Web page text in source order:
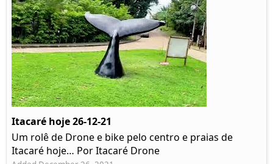
Itacaré hoje 26-12-21
Um rolê de Drone e bike pelo centro e praias de
Itacaré hoje… Por Itacaré Drone